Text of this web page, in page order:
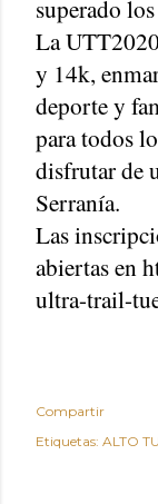
superado
La
y 14k,
deporte y
para todos
disfrutar de
Serranía.
Las
abiertas en
ultra-trail-
Compartir
Etiquetas: ALTO